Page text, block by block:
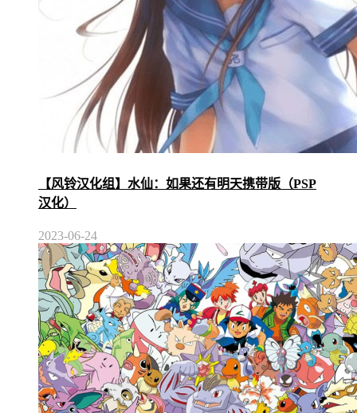
【风铃汉化组】水仙：如果还有明天携带版（PSP
汉化）
2023-06-24